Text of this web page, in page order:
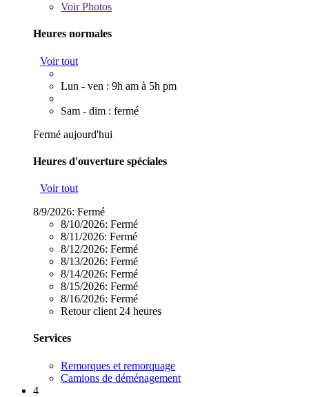
VoirPhotos
Heures normales
Voir tout
Lun - ven : 9h am à 5h pm
Sam - dim : fermé
Fermé aujourd'hui
Heures d'ouverture spéciales
Voir tout
8/9/2026: Fermé
8/10/2026: Fermé
8/11/2026: Fermé
8/12/2026: Fermé
8/13/2026: Fermé
8/14/2026: Fermé
8/15/2026: Fermé
8/16/2026: Fermé
Retour client 24 heures
Services
Remorques et remorquage
Camions de déménagement
4